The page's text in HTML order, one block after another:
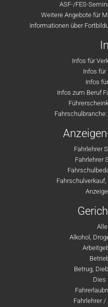
ASF-/FES-
Weitere Angebote für
Informationen über
Infos für
Infos für
Infos
Infos zum Beruf
Fahrlehrer
Fahrlehrer
Alkohol,
Betrug,
Dies
Fahrlehrer /